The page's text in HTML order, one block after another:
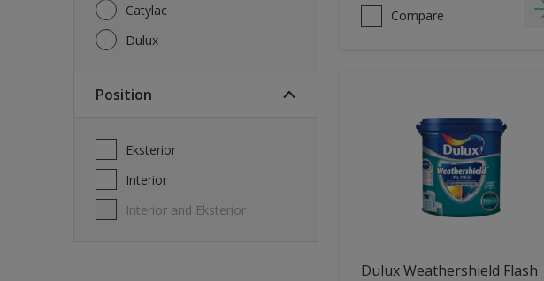
Catylac
Dulux
Position
Eksterior
Interior
Interior and Eksterior
Compare
Dulux Weathershield Flash